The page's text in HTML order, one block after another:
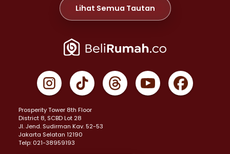
Properti Dijual di Meruya >
Properti Dijual di Jelambar >
Properti Dijual di Jakarta Pusat >
Properti Dijual di Gambir >
Properti Dijual di Johar Baru >
Properti Dijual di Menteng >
Properti Dijual di Senen >
Properti Dijual di Tanah Abang >
Properti Dijual di Cikini >
Lihat Semua Tautan
Prosperity Tower 8th Floor
District 8, SCBD Lot 28
JI. Jend. Sudirman Kav. 52-53
Jakarta Selatan 12190
Telp: 021-38959193